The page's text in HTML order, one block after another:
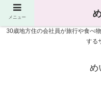
30歳地方住の会社員が旅行や食べ
する
め
メニュー